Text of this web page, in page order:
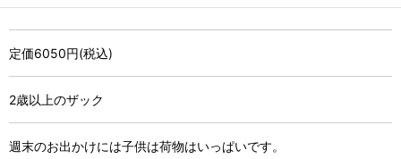
定価6050円(税込)
2歳以上のザック
週末のお出かけには子供は荷物はいっぱいです。